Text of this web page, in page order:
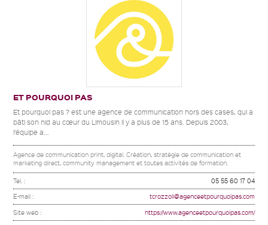
ET POURQUOI PAS
Et pourquoi pas ? est une agence de communication hors des cases, qui a
bâti son nid au cœur du Limousin il y a plus de 15 ans. Depuis 2003,
l’équipe a...
Agence de communication print, digital. Création, stratégie de communication et
marketing direct, community management et toutes activités de formation.
Tel. : 05 55 60 17 04
E-mail : tcrozzoli@agenceetpourquoipas.com
Site web : https://www.agenceetpourquoipas.com/